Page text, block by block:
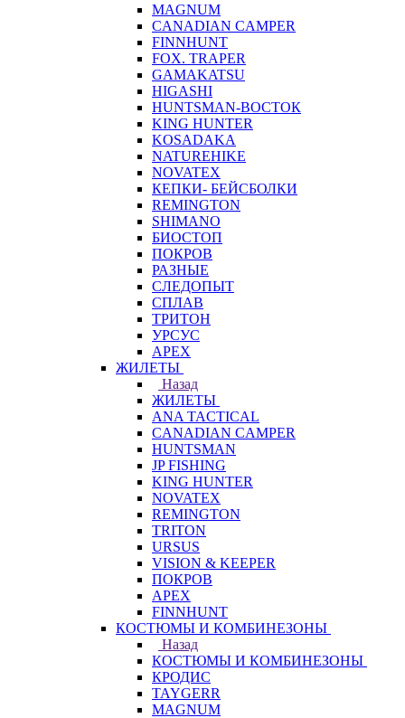
MAGNUM
CANADIAN CAMPER
FINNHUNT
FOX. TRAPER
GAMAKATSU
HIGASHI
HUNTSMAN-ВОСТОК
KING HUNTER
KOSADAKA
NATUREHIKE
NOVATEX
КЕПКИ- БЕЙСБОЛКИ
REMINGTON
SHIMANO
БИОСТОП
ПОКРОВ
РАЗНЫЕ
СЛЕДОПЫТ
СПЛАВ
ТРИТОН
УРСУС
APEX
ЖИЛЕТЫ
Назад
ЖИЛЕТЫ
ANA TACTICAL
CANADIAN CAMPER
HUNTSMAN
JP FISHING
KING HUNTER
NOVATEX
REMINGTON
TRITON
URSUS
VISION & KEEPER
ПОКРОВ
APEX
FINNHUNT
КОСТЮМЫ И КОМБИНЕЗОНЫ
Назад
КОСТЮМЫ И КОМБИНЕЗОНЫ
КРОДИС
TAYGERR
MAGNUM